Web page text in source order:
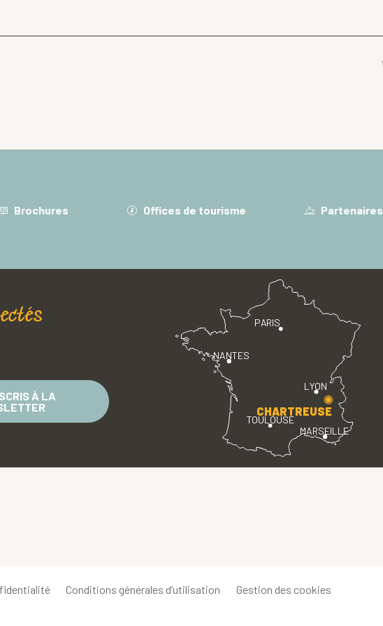
Brochures Offices de tourisme Partenaires
À LA
PARIS
LYON
TOULOUSE
MARSEILLE
NANTES
CHARTREUSE
Conditions générales d’utilisation Gestion des cookies